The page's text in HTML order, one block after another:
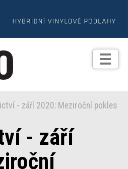
- září 2020: Meziroční pokles
- září